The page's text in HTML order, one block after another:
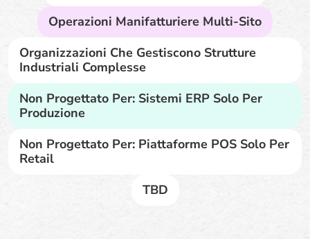
Operazioni Manifatturiere Multi-Sito
Organizzazioni Che Gestiscono Strutture
Industriali Complesse
Non Progettato Per: Sistemi ERP Solo Per
Produzione
Non Progettato Per: Piattaforme POS Solo Per
Retail
TBD